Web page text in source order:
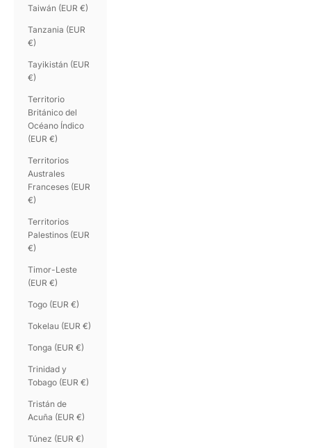
Taiwán (EUR €)
Tanzania (EUR
€)
Tayikistán (EUR
€)
Territorio
Británico del
Océano Índico
(EUR €)
Territorios
Australes
Franceses (EUR
€)
Territorios
Palestinos (EUR
€)
Timor-Leste
(EUR €)
Togo (EUR €)
Tokelau (EUR €)
Tonga (EUR €)
Trinidad y
Tobago (EUR €)
Tristán de
Acuña (EUR €)
Túnez (EUR €)